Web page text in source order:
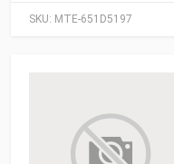
SKU: MTE-651D5197